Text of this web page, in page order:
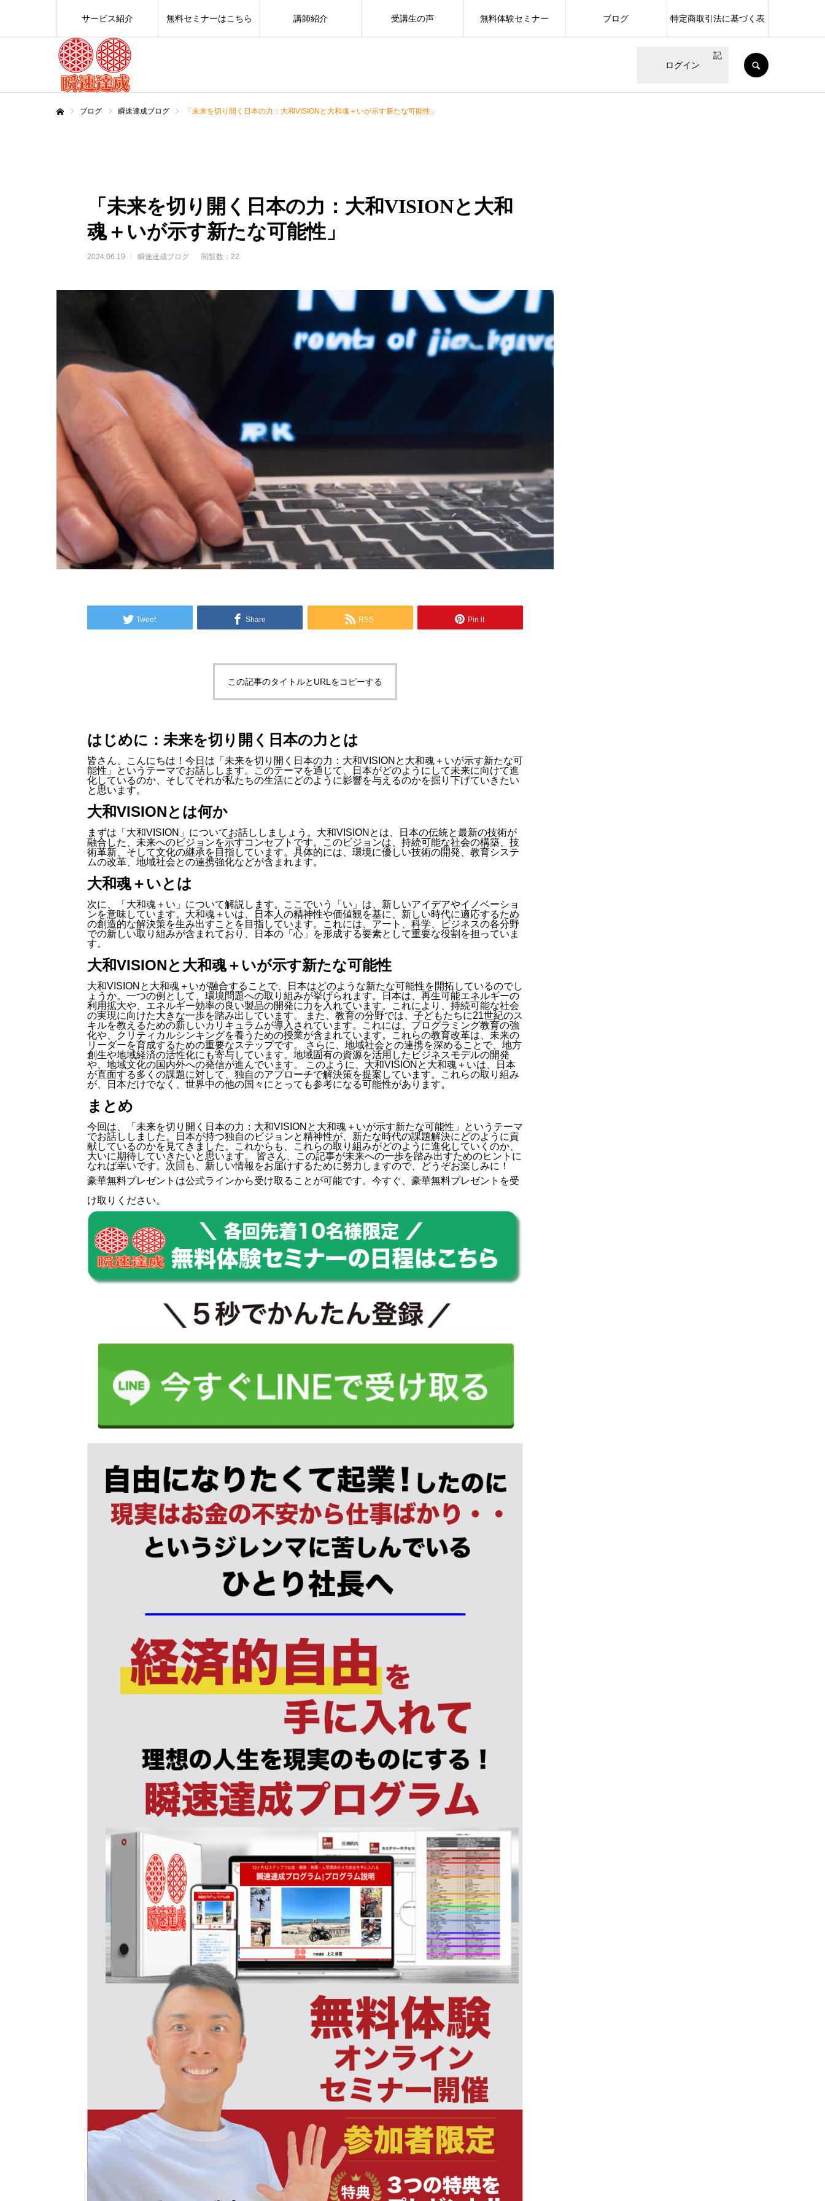
ログイン
サービス紹介 無料セミナーはこちら 講師紹介 受講生の声 無料体験セミナー ブログ 特定商取引法に基づく表
記
ブログ 瞬速達成ブログ 「未来を切り開く日本の力：大和VISIONと大和魂＋いが示す新たな可能性」
「未来を切り開く日本の力：大和VISIONと大和
魂＋いが示す新たな可能性」
2024.06.19 瞬速達成ブログ 閲覧数：22
Tweet Share RSS Pin it
この記事のタイトルとURLをコピーする
はじめに：未来を切り開く日本の力とは
皆さん、こんにちは！今日は「未来を切り開く日本の力：大和VISIONと大和魂＋いが示す新たな可
能性」というテーマでお話しします。このテーマを通じて、日本がどのようにして未来に向けて進
化しているのか、そしてそれが私たちの生活にどのように影響を与えるのかを掘り下げていきたい
と思います。
大和VISIONとは何か
まずは「大和VISION」についてお話ししましょう。大和VISIONとは、日本の伝統と最新の技術が
融合した、未来へのビジョンを示すコンセプトです。このビジョンは、持続可能な社会の構築、技
術革新、そして文化の継承を目指しています。具体的には、環境に優しい技術の開発、教育システ
ムの改革、地域社会との連携強化などが含まれます。
大和魂＋いとは
次に、「大和魂＋い」について解説します。ここでいう「い」は、新しいアイデアやイノベーショ
ンを意味しています。大和魂＋いは、日本人の精神性や価値観を基に、新しい時代に適応するため
の創造的な解決策を生み出すことを目指しています。これには、アート、科学、ビジネスの各分野
での新しい取り組みが含まれており、日本の「心」を形成する要素として重要な役割を担っていま
す。
大和VISIONと大和魂＋いが示す新たな可能性
大和VISIONと大和魂＋いが融合することで、日本はどのような新たな可能性を開拓しているのでし
ょうか。一つの例として、環境問題への取り組みが挙げられます。日本は、再生可能エネルギーの
利用拡大や、エネルギー効率の良い製品の開発に力を入れています。これにより、持続可能な社会
の実現に向けた大きな一歩を踏み出しています。 また、教育の分野では、子どもたちに21世紀のス
キルを教えるための新しいカリキュラムが導入されています。これには、プログラミング教育の強
化や、クリティカルシンキングを養うための授業が含まれています。これらの教育改革は、未来の
リーダーを育成するための重要なステップです。 さらに、地域社会との連携を深めることで、地方
創生や地域経済の活性化にも寄与しています。地域固有の資源を活用したビジネスモデルの開発
や、地域文化の国内外への発信が進んでいます。 このように、大和VISIONと大和魂＋いは、日本
が直面する多くの課題に対して、独自のアプローチで解決策を提案しています。これらの取り組み
が、日本だけでなく、世界中の他の国々にとっても参考になる可能性があります。
まとめ
今回は、「未来を切り開く日本の力：大和VISIONと大和魂＋いが示す新たな可能性」というテーマ
でお話ししました。日本が持つ独自のビジョンと精神性が、新たな時代の課題解決にどのように貢
献しているのかを見てきました。これからも、これらの取り組みがどのように進化していくのか、
大いに期待していきたいと思います。 皆さん、この記事が未来への一歩を踏み出すためのヒントに
なれば幸いです。次回も、新しい情報をお届けするために努力しますので、どうぞお楽しみに！
豪華無料プレゼントは公式ラインから受け取ることが可能です。今すぐ、豪華無料プレゼントを受
け取りください。